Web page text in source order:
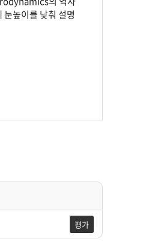
높이를 낮춰 설명
평가